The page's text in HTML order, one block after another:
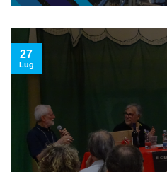
27
Lug